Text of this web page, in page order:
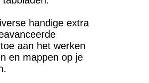
handige extra
aan het werken
en mappen op je